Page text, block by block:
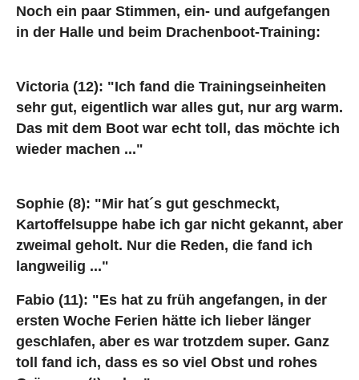
Noch ein paar Stimmen, ein- und aufgefangen
in der Halle und beim Drachenboot-Training:
Victoria (12): "Ich fand die Trainingseinheiten
sehr gut, eigentlich war alles gut, nur arg warm.
Das mit dem Boot war echt toll, das möchte ich
wieder machen ..."
Sophie (8): "Mir hat´s gut geschmeckt,
Kartoffelsuppe habe ich gar nicht gekannt, aber
zweimal geholt. Nur die Reden, die fand ich
langweilig ..."
Fabio (11): "Es hat zu früh angefangen, in der
ersten Woche Ferien hätte ich lieber länger
geschlafen, aber es war trotzdem super. Ganz
toll fand ich, dass es so viel Obst und rohes